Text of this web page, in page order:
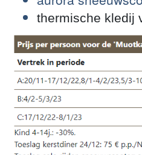
thermische kledij